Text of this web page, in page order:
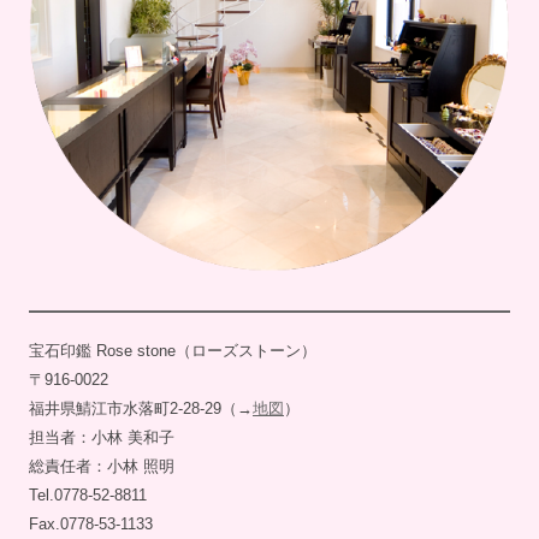
宝石印鑑 Rose stone（ローズストーン）
〒916-0022
福井県鯖江市水落町2-28-29（→地図 ）
担当者：小林 美和子
総責任者：小林 照明
Tel.0778-52-8811
Fax.0778-53-1133